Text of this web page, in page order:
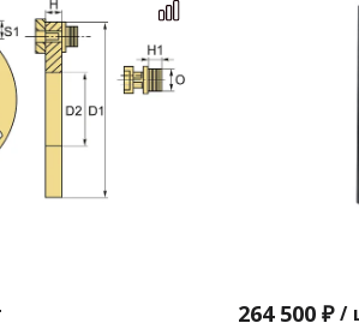
264 500 ₽ /